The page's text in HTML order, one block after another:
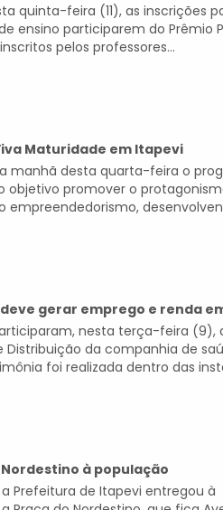
quinta-feira (11), as inscrições
ensino participarem do Prêmio
pelos professores...
Maturidade em Itapevi
manhã desta quarta-feira o
objetivo promover o
empreendedorismo,
gerar emprego e renda
nesta terça-feira (9),
da companhia de
foi realizada dentro das
à população
Prefeitura de Itapevi entregou à